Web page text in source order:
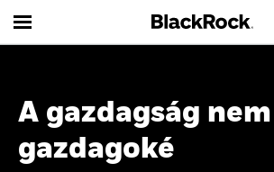
A gazdagság
gazdagoké